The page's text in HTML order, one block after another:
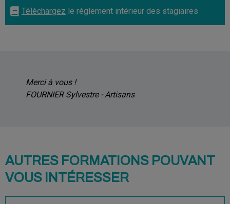
Téléchargez le règlement intérieur des stagiaires
Merci à vous !
FOURNIER Sylvestre - Artisans
AUTRES FORMATIONS POUVANT
VOUS INTÉRESSER